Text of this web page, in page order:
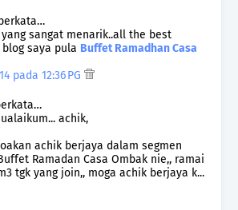
berkata…
sangat menarik..all the best
saya pula Buffet Ramadhan Casa
pada 12:36 PG
achik,
achik berjaya dalam segmen
Ramadan Casa Ombak nie,, ramai
tgk yang join,, moga achik berjaya k...